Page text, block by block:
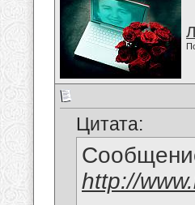
Цитата:
http://